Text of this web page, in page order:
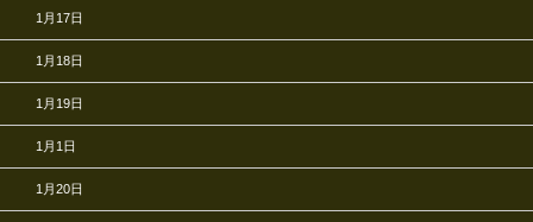
1月17日
1月18日
1月19日
1月1日
1月20日